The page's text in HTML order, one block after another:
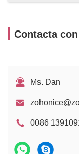
Contacta
Ms. Dan
0086